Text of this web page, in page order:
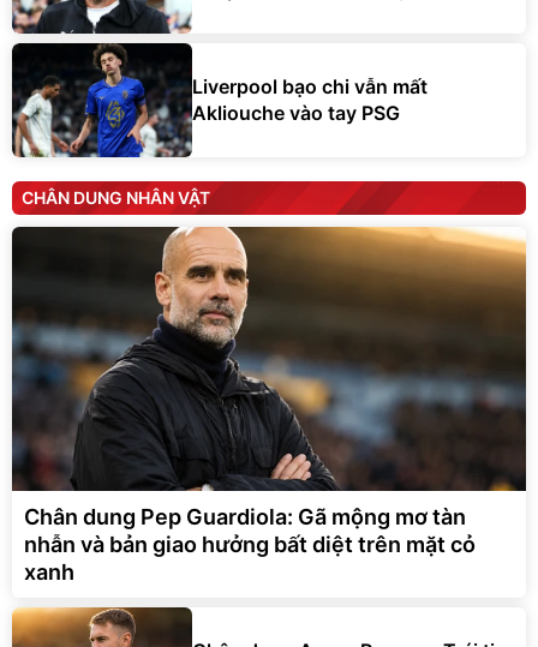
Liverpool bạo chi vẫn mất
Akliouche vào tay PSG
CHÂN DUNG NHÂN VẬT
Chân dung Pep Guardiola: Gã mộng mơ tàn
nhẫn và bản giao hưởng bất diệt trên mặt cỏ
xanh